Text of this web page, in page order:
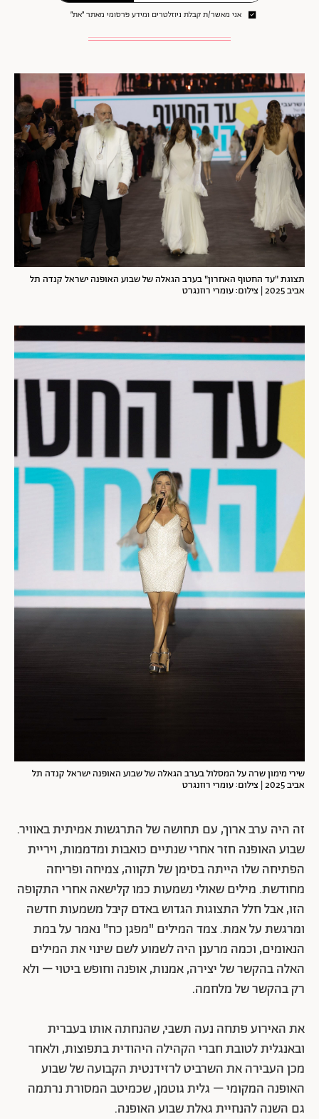
אני מאשר/ת קבלת ניוזלטרים ומידע פרסומי מאתר ״את״
תצוגת "עד החטוף האחרון" בערב הגאלה של שבוע האופנה ישראל קנדה תל
אביב 2025 | צילום: עומרי רוזנגרט
שירי מימון שרה על המסלול בערב הגאלה של שבוע האופנה ישראל קנדה תל
אביב 2025 | צילום: עומרי רוזנגרט
זה היה ערב ארוך, עם תחושה של התרגשות אמיתית באוויר.
שבוע האופנה חזר אחרי שנתיים כואבות ומדממות, ויריית
הפתיחה שלו הייתה בסימן של תקווה, צמיחה ופריחה
מחודשת. מילים שאולי נשמעות כמו קלישאה אחרי התקופה
הזו, אבל חלל התצוגות הגדוש באדם קיבל משמעות חדשה
ומרגשת על אמת. צמד המילים "מפגן כח" נאמר על במת
הנאומים, וכמה מרענן היה לשמוע לשם שינוי את המילים
האלה בהקשר של יצירה, אמנות, אופנה וחופש ביטוי – ולא
רק בהקשר של מלחמה.
את האירוע פתחה נעה תשבי, שהנחתה אותו בעברית
ובאנגלית לטובת חברי הקהילה היהודית בתפוצות, ולאחר
מכן העבירה את השרביט לרזידנטית הקבועה של שבוע
האופנה המקומי – גלית גוטמן, שכמיטב המסורת נרתמה
גם השנה להנחיית גאלת שבוע האופנה.